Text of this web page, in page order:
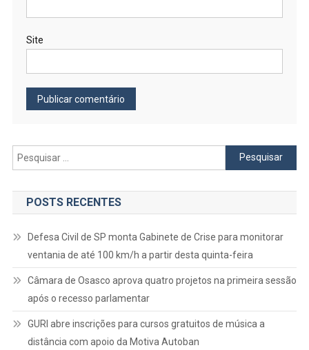
Site
Pesquisar
por:
POSTS RECENTES
Defesa Civil de SP monta Gabinete de Crise para monitorar
ventania de até 100 km/h a partir desta quinta-feira
Câmara de Osasco aprova quatro projetos na primeira sessão
após o recesso parlamentar
GURI abre inscrições para cursos gratuitos de música a
distância com apoio da Motiva Autoban